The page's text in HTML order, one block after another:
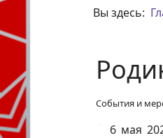
Вы здесь:
События и
6 мая